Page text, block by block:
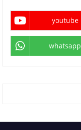
youtube
whatsapp